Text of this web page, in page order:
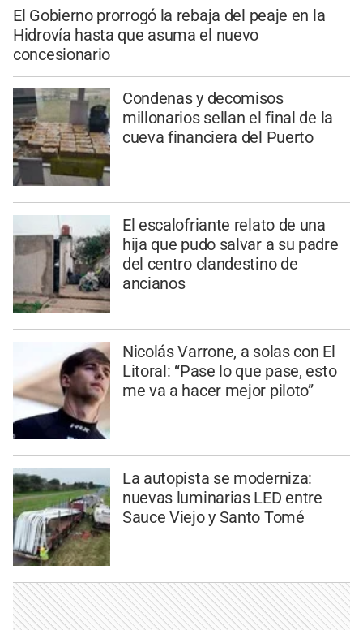
El Gobierno prorrogó la rebaja del peaje en la
Hidrovía hasta que asuma el nuevo
concesionario
Condenas y decomisos
millonarios sellan el final de la
cueva financiera del Puerto
El escalofriante relato de una
hija que pudo salvar a su padre
del centro clandestino de
ancianos
Nicolás Varrone, a solas con El
Litoral: “Pase lo que pase, esto
me va a hacer mejor piloto”
La autopista se moderniza:
nuevas luminarias LED entre
Sauce Viejo y Santo Tomé